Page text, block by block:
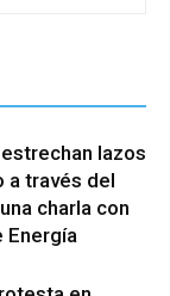
lazos
a través del
charla con
Energía